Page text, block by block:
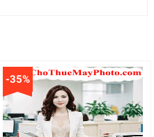
-35%